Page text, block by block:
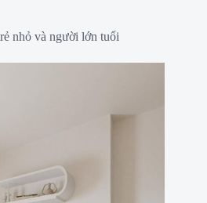
nhỏ và người lớn tuổi